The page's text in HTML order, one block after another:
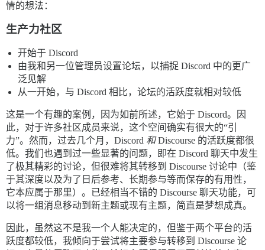
情的想法：
生产力社区
开始于 Discord
由我和另一位管理员设置论坛，以捕捉 Discord 中的更广
泛见解
从一开始，与 Discord 相比，论坛的活跃度就相对较低
这是一个有趣的案例，因为如前所述，它始于 Discord。因
此，对于许多社区成员来说，这个空间确实有很大的“引
力”。然而，过去几个月，Discord 和Discourse 的活跃度都很
低。我们也遇到过一些显著的问题，即在 Discord 聊天中发生
了极其精彩的讨论，但很难将其转移到 Discourse 讨论中（鉴
于其深度以及为了日后参考、长期参与等而保存的有用性，
它本应属于那里）。已经相当不错的 Discourse 聊天功能，可
以将一组消息移动到新主题或现有主题，简直是梦想成真。
因此，虽然这不是我一个人能决定的，但鉴于两个平台的活
跃度都较低，我倾向于尝试将主要参与转移到 Discourse 论